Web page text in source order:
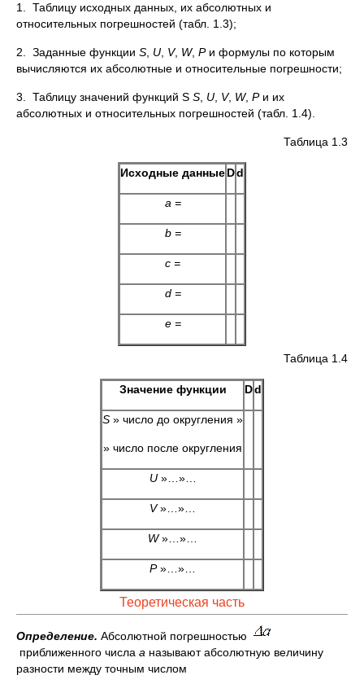
1. Таблицу исходных данных, их абсолютных и
относительных погрешностей (табл. 1.3);
2. Заданные функции S U V, W, Pи формулы по которым
вычисляются их абсолютные и относительные погрешности;
3. Таблицу значений функций S S U V, W, Pи их
абсолютных и относительных погрешностей (табл. 1.4).
Таблица 1.3
Исходные данныеDd
a =
b =
c =
d =
e =
Таблица 1.4
Значение функции Dd
S » число до округления »
» число после округления
U»…»…
V»…»…
W»…»…
P»…»…
Теоретическая часть
Определение. Абсолютной погрешностью
приближенного числа а называют абсолютную величину
разности между точным числом